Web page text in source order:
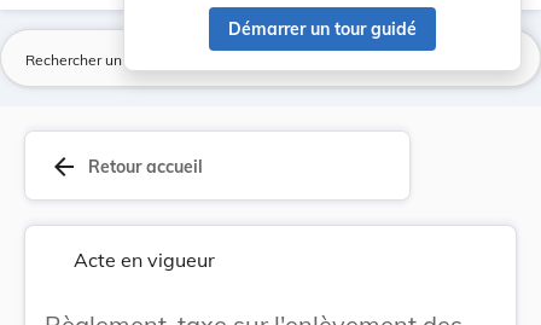
Démarrer un tour guidé
arrow_back Retour accueil
Acte en vigueur